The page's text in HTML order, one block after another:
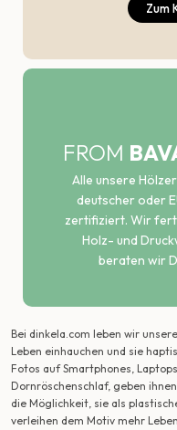
Zum
FROM
Alle unsere
deutscher oder
zertifiziert. Wir
Holz- und
beraten wir
Bei dinkela.com leben wir
Leben einhauchen und sie
Fotos auf Smartphones,
Dornröschenschlaf, geben
die Möglichkeit, sie als
verleihen dem Motiv mehr